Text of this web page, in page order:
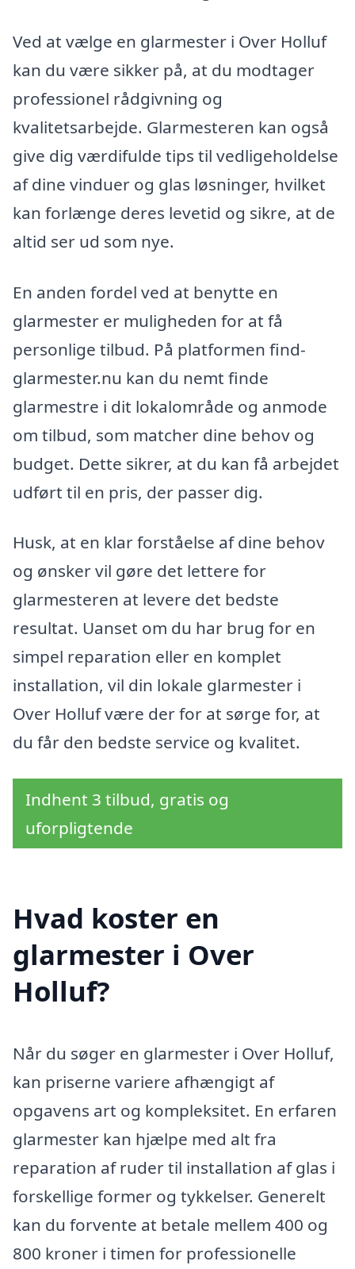
Ved at vælge en glarmester i Over Holluf
kan du være sikker på, at du modtager
professionel rådgivning og
kvalitetsarbejde. Glarmesteren kan også
give dig værdifulde tips til vedligeholdelse
af dine vinduer og glas løsninger, hvilket
kan forlænge deres levetid og sikre, at de
altid ser ud som nye.
En anden fordel ved at benytte en
glarmester er muligheden for at få
personlige tilbud. På platformen find-
glarmester.nu kan du nemt finde
glarmestre i dit lokalområde og anmode
om tilbud, som matcher dine behov og
budget. Dette sikrer, at du kan få arbejdet
udført til en pris, der passer dig.
Husk, at en klar forståelse af dine behov
og ønsker vil gøre det lettere for
glarmesteren at levere det bedste
resultat. Uanset om du har brug for en
simpel reparation eller en komplet
installation, vil din lokale glarmester i
Over Holluf være der for at sørge for, at
du får den bedste service og kvalitet.
Indhent 3 tilbud, gratis og
uforpligtende
Hvad koster en
glarmester i Over
Holluf?
Når du søger en glarmester i Over Holluf,
kan priserne variere afhængigt af
opgavens art og kompleksitet. En erfaren
glarmester kan hjælpe med alt fra
reparation af ruder til installation af glas i
forskellige former og tykkelser. Generelt
kan du forvente at betale mellem 400 og
800 kroner i timen for professionelle